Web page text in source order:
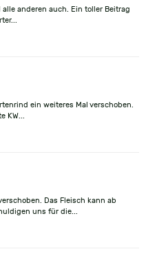
anderen auch. Ein toller Beitrag
ein weiteres Mal verschoben.
KW...
Das Fleisch kann ab
uns für die...